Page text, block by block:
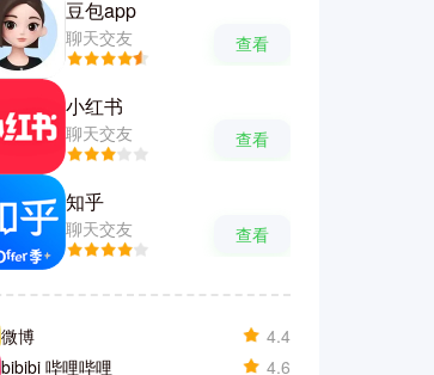
豆包app
聊天交友 查看
小红书
聊天交友 查看
知乎
聊天交友 查看
微博
4.4
bibibi 哔哩哔哩
4.6